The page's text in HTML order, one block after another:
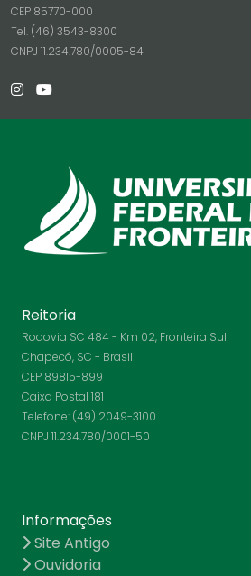
CEP 85770-000
Tel. (46) 3543-8300
CNPJ 11.234.780/0005-84
Reitoria
Rodovia SC 484 - Km 02, Fronteira Sul
Chapecó, SC - Brasil
CEP 89815-899
Caixa Postal 181
Telefone: (49) 2049-3100
CNPJ 11.234.780/0001-50
Informações
Site Antigo
Ouvidoria